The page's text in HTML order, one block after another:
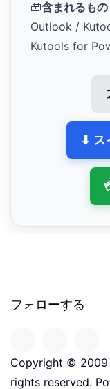
🧰含まれるもの
Outlook /
Kutools for
⬇ ス
フォローする
Copyright © 2009
rights reserved.